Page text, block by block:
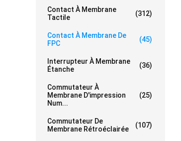
Contact À Membrane
Tactile
(312)
Contact À Membrane De
FPC
(45)
Interrupteur À Membrane
Étanche
(36)
Commutateur À
Membrane D'impression
Num...
(25)
Commutateur De
Membrane Rétroéclairée
(107)